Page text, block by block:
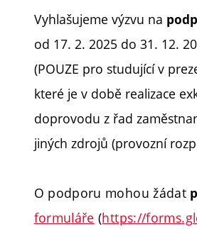
Vyhlašujeme výzvu na
od 17. 2. 2025 do 31. 12.
(POUZE pro studující v
které je v době realizace
doprovodu z řad
jiných zdrojů (provozní
O podporu mohou žádat
formuláře (https://